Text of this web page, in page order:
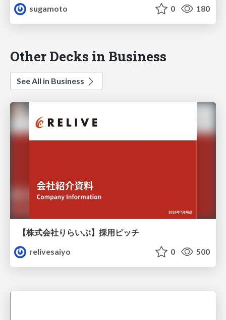
sugamoto
0 180
Other Decks in Business
See All in Business
【株式会社りらいぶ】採用ピッチ
relivesaiyo
0 500